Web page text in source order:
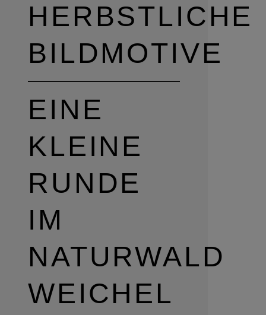
HERBSTLICHE
BILDMOTIVE
EINE
KLEINE
RUNDE
IM
NATURWALD
WEICHEL